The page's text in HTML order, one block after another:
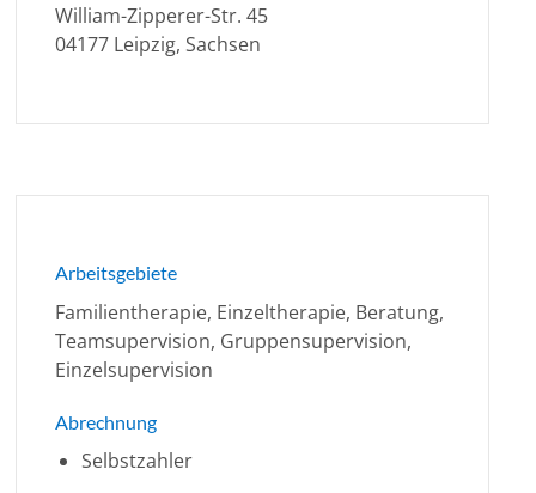
William-Zipperer-Str. 45
04177 Leipzig, Sachsen
Arbeitsgebiete
Familientherapie, Einzeltherapie, Beratung,
Teamsupervision, Gruppensupervision,
Einzelsupervision
Abrechnung
Selbstzahler